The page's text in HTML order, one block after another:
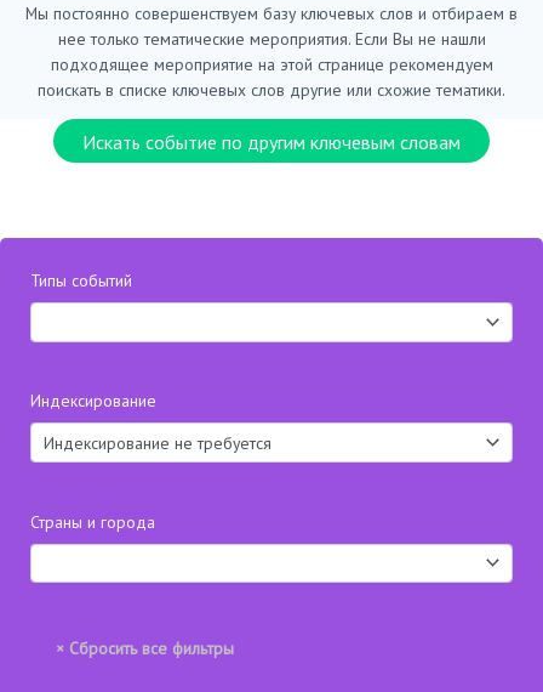
Мы постоянно совершенствуем базу ключевых слов и отбираем в
нее только тематические мероприятия. Если Вы не нашли
подходящее мероприятие на этой странице рекомендуем
поискать в списке ключевых слов другие или схожие тематики.
Искать событие по другим ключевым словам
Типы событий
Индексирование
Страны и города